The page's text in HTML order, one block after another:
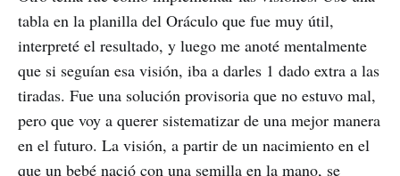
tabla en la planilla del Oráculo que fue muy útil,
interpreté el resultado, y luego me anoté mentalmente
que si seguían esa visión, iba a darles 1 dado extra a las
tiradas. Fue una solución provisoria que no estuvo mal,
pero que voy a querer sistematizar de una mejor manera
en el futuro. La visión, a partir de un nacimiento en el
que un bebé nació con una semilla en la mano, se